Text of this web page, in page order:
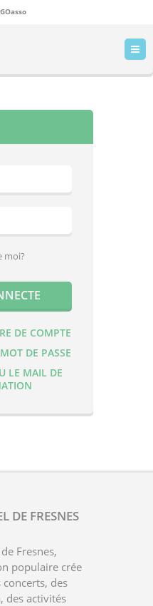
GOasso
moi?
DE COMPTE
DE PASSE
LE MAIL DE
DE FRESNES
Fresnes,
populaire crée
des
des activités